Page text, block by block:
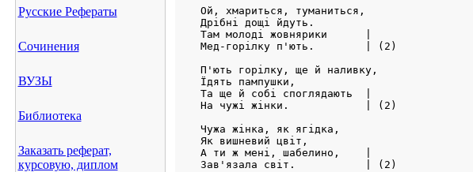
Русские Рефераты
Сочинения
ВУЗЫ
Библиотека
Заказать реферат,
курсовую, диплом
Ой, хмариться, туманиться,
Дрібні дощі йдуть.
Там молоді жовнярики      |
Мед-горілку п'ють.        | (2)
П'ють горілку, ще й наливку,
Їдять пампушки,
Та ще й собі споглядають  |
На чужі жінки.            | (2)
Чужа жінка, як ягідка,
Як вишневий цвіт,
А ти ж мені, шабелино,    |
Зав'язала світ.           | (2)